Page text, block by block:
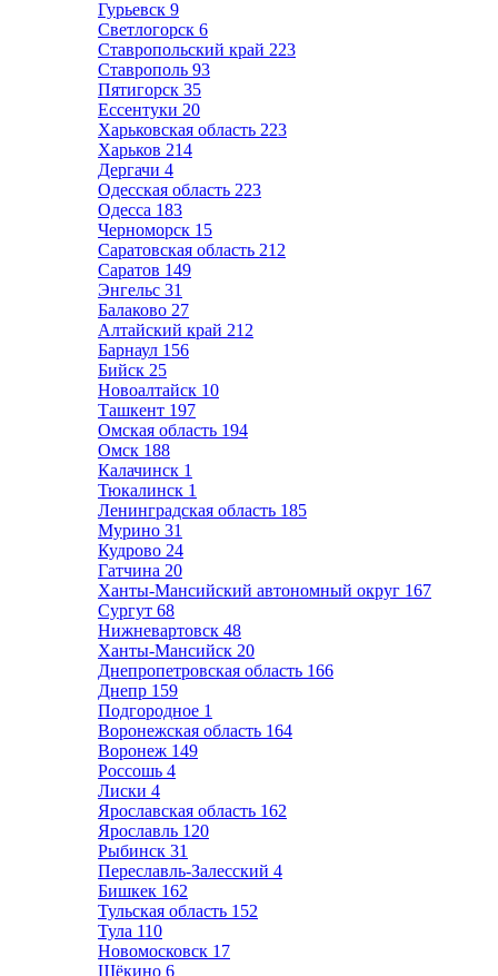
Гурьевск 9
Светлогорск 6
Ставропольский край 223
Ставрополь 93
Пятигорск 35
Ессентуки 20
Харьковская область 223
Харьков 214
Дергачи 4
Одесская область 223
Одесса 183
Черноморск 15
Саратовская область 212
Саратов 149
Энгельс 31
Балаково 27
Алтайский край 212
Барнаул 156
Бийск 25
Новоалтайск 10
Ташкент 197
Омская область 194
Омск 188
Калачинск 1
Тюкалинск 1
Ленинградская область 185
Мурино 31
Кудрово 24
Гатчина 20
Ханты-Мансийский автономный округ 167
Сургут 68
Нижневартовск 48
Ханты-Мансийск 20
Днепропетровская область 166
Днепр 159
Подгородное 1
Воронежская область 164
Воронеж 149
Россошь 4
Лиски 4
Ярославская область 162
Ярославль 120
Рыбинск 31
Переславль-Залесский 4
Бишкек 162
Тульская область 152
Тула 110
Новомосковск 17
Щёкино 6